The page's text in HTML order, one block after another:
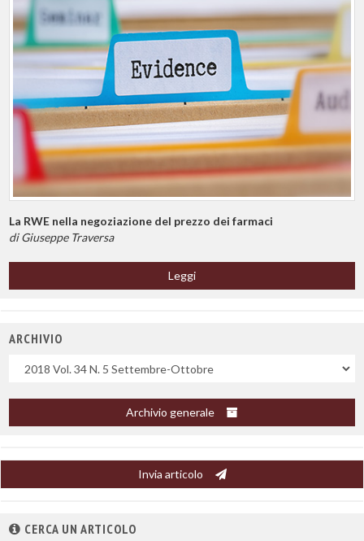
La RWE nella negoziazione del prezzo dei farmaci
di Giuseppe Traversa
Leggi
ARCHIVIO
Archivio generale
Invia articolo
CERCA UN ARTICOLO